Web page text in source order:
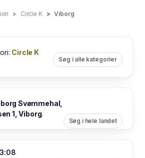
Circle K Viborg
Circle K
Søg i alle kategorier
Svømmehal,
1, Viborg.
Søg i hele landet